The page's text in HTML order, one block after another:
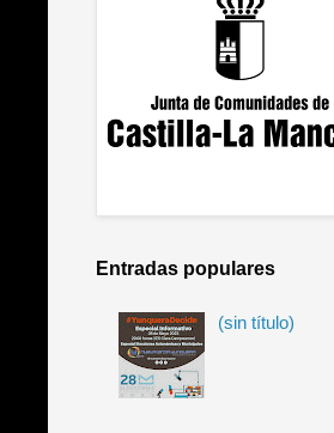
Entradas populares
(sin título)